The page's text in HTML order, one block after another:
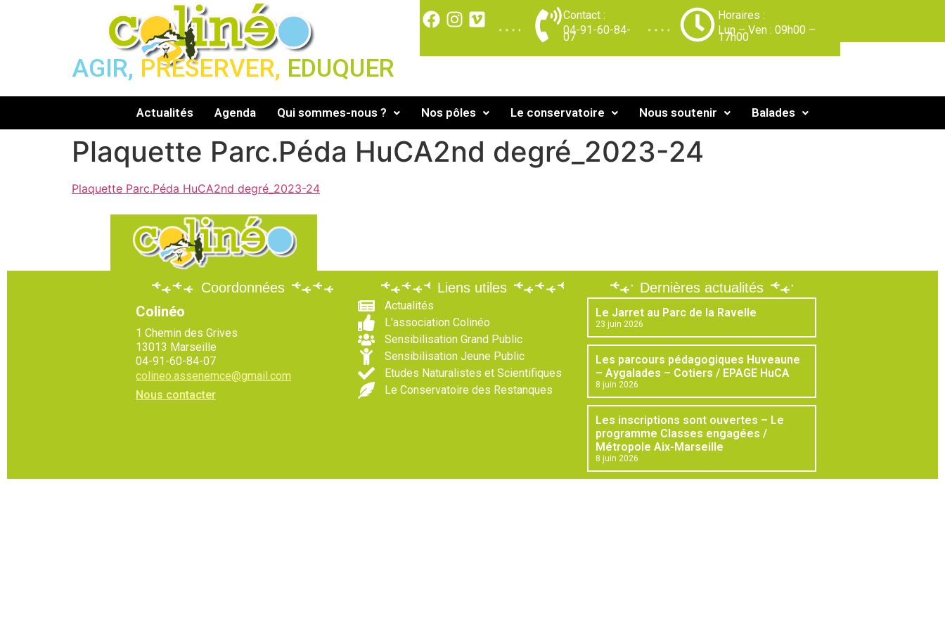
Contact :
04-91-60-84-
07
Horaires :
Lun – Ven : 09h00 –
17h00
AGIR, PRESERVER, EDUQUER
Actualités Agenda Qui sommes-nous ? Nos pôles Le conservatoire Nous soutenir Balades
Plaquette Parc.Péda HuCA2nd degré_2023-24
Plaquette Parc.Péda HuCA2nd degré_2023-24
Coordonnées
Colinéo
1 Chemin des Grives
13013 Marseille
04-91-60-84-07
colineo.assenemce@gmail.com
Nous contacter
Liens utiles
Actualités
L'association Colinéo
Sensibilisation Grand Public
Sensibilisation Jeune Public
Etudes Naturalistes et Scientifiques
Le Conservatoire des Restanques
Dernières actualités
Le Jarret au Parc de la Ravelle
23 juin 2026
Les parcours pédagogiques Huveaune
– Aygalades – Cotiers / EPAGE HuCA
8 juin 2026
Les inscriptions sont ouvertes – Le
programme Classes engagées /
Métropole Aix-Marseille
8 juin 2026